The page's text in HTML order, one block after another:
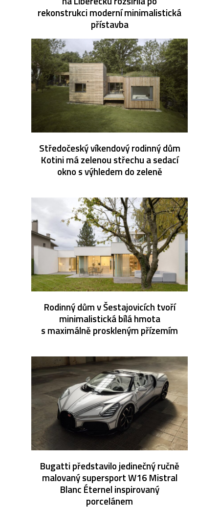
rekonstrukci moderní minimalistická
přístavba
Středočeský víkendový rodinný dům
Kotini má zelenou střechu a sedací
okno s výhledem do zeleně
Rodinný dům v Šestajovicích tvoří
minimalistická bílá hmota
s maximálně proskleným přízemím
Bugatti představilo jedinečný ručně
malovaný supersport W16 Mistral
Blanc Éternel inspirovaný
porcelánem